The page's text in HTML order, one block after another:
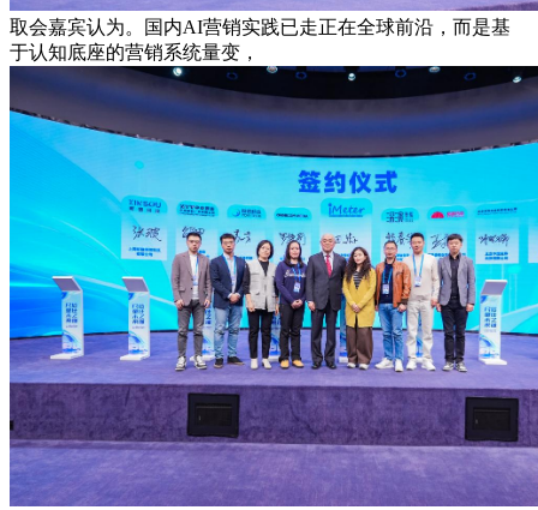
取会嘉宾认为。国内AI营销实践已走正在全球前沿，而是基
于认知底座的营销系统量变，